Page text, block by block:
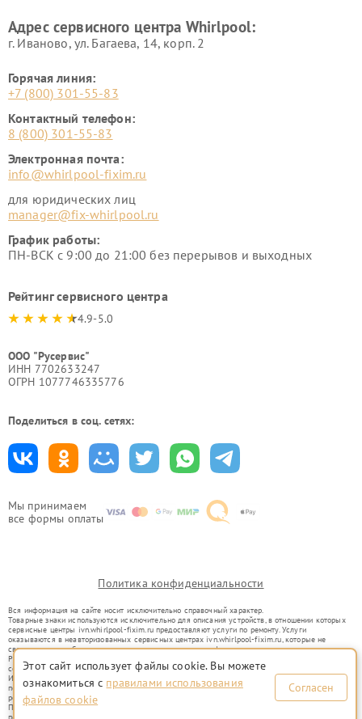
Мы принимаем
все формы оплаты
Адрес сервисного центра Whirlpool:
г. Иваново, ул. Багаева, 14, корп. 2
Горячая линия:
+7 (800) 301-55-83
Контактный телефон:
8 (800) 301-55-83
Электронная почта:
info@whirlpool-fixim.ru
для юридических лиц
manager@fix-whirlpool.ru
График работы:
ПН-ВСК с 9:00 до 21:00 без перерывов и выходных
Рейтинг сервисного центра
4.9-5.0
ООО "Русервис"
ИНН 7702633247
ОГРН 1077746335776
Поделиться в соц. сетях:
Политика конфиденциальности
Вся информация на сайте носит исключительно справочный характер.
Товарные знаки используются исключительно для описания устройств, в отношении которых
сервисные центры ivn.whirlpool-fixim.ru предоставляют услуги по ремонту. Услуги
оказываются в неавторизованных сервисных центрах ivn.whirlpool-fixim.ru, которые не
связаны с правообладателями товарных знаков или их официальными представителями.
Ремонт осуществляется для устройств, уже введенных в гражданский оборот в соответствии
со статьей 1487 ГК РФ.
Использование товарных знаков не преследует цели индивидуализации услуг или введения
потребителей в заблуждение, а служит для информирования о предоставляемых услугах по
ремонту техники указанных брендов.
Представленная на сайте информация не является публичной офертой, определяемой
Этот сайт использует файлы cookie. Вы можете
ознакомиться с правилами использования
файлов cookie
Согласен